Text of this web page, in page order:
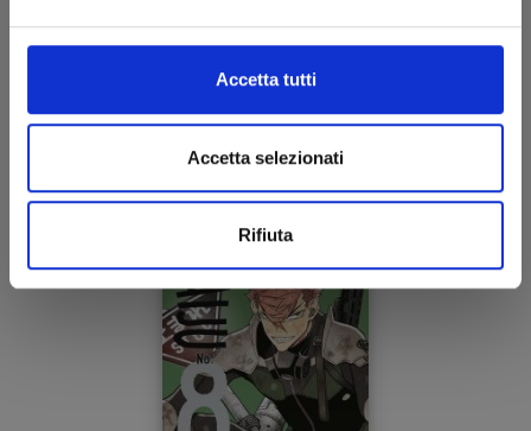
Accetta tutti
Accetta selezionati
Rifiuta
KAIJU No. 8 n. 8
24/05/2023
€ 5,50